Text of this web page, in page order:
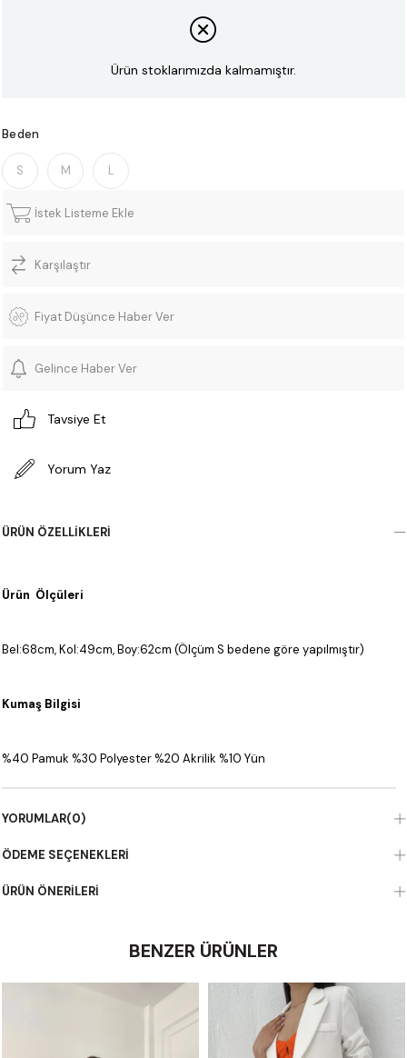
Ürün stoklarımızda kalmamıştır.
Beden
S M L
İstek Listeme Ekle
Karşılaştır
Fiyat Düşünce Haber Ver
Gelince Haber Ver
Tavsiye Et
Yorum Yaz
ÜRÜN ÖZELLIKLERI
Ürün Ölçüleri
Bel:68cm, Kol:49cm, Boy:62cm (Ölçüm S bedene göre yapılmıştır)
Kumaş Bilgisi
%40 Pamuk %30 Polyester %20 Akrilik %10 Yün
YORUMLAR(0)
ÖDEME SEÇENEKLERI
ÜRÜN ÖNERILERI
BENZER ÜRÜNLER